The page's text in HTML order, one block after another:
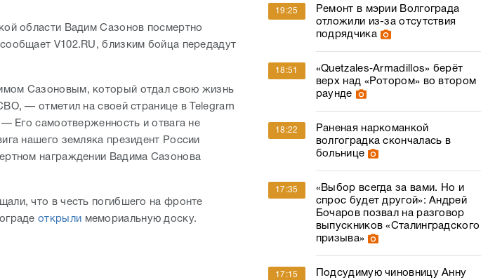
области Вадим Сазонов посмертно
V102.RU, близким бойца передадут
Сазоновым, который отдал свою жизнь
— отметил на своей странице в Telegram
Его самоотверженность и отвага не
нашего земляка президент России
награждении Вадима Сазонова
что в честь погибшего на фронте
открыли мемориальную доску.
19:25
Ремонт в мэрии Волгограда
отложили из-за отсутствия
подрядчика
18:51
«Quetzales‑Armadillos» берёт
верх над «Ротором» во втором
раунде
18:22
Раненая наркоманкой
волгоградка скончалась в
больнице
17:35
«Выбор всегда за вами. Но и
спрос будет другой»: Андрей
Бочаров позвал на разговор
выпускников «Сталинградского
призыва»
17:15
Подсудимую чиновницу Анну